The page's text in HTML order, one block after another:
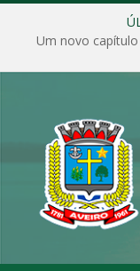
Um novo